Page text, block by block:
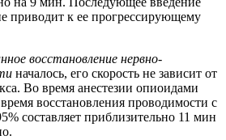
приводит к ее прогрессирующему
восстановление нервно-
началось, его скорость не зависит от
Во время анестезии опиоидами
восстановления проводимости с
составляет приблизительно 11 мин